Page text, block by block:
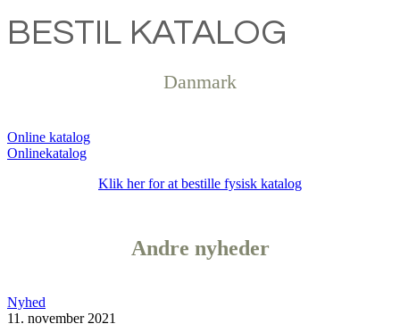
BESTIL KATALOG
Danmark
Online katalog
Klik her for at bestille fysisk katalog
Andre nyheder
Nyhed
11. november 2021